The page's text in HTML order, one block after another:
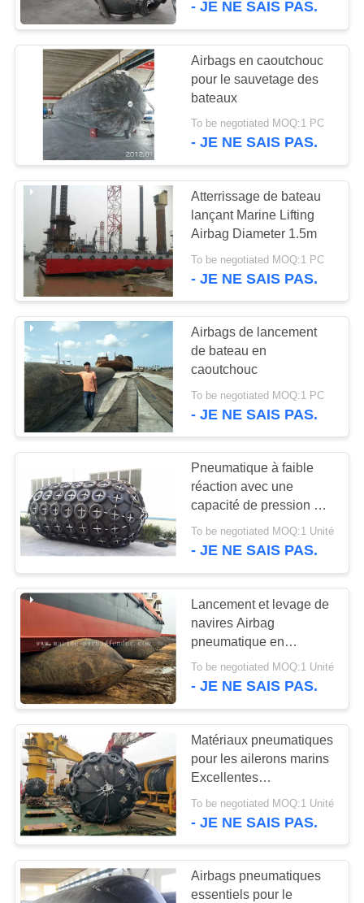
Amortisseurs
remplis de mousse
53
Amortisseur de
beignet
21
Amortisseur en
caoutchouc marin
Bouée d'amarrage
marine
12
- JE NE SAIS PAS.
Airbags en caoutchouc
pour le sauvetage des
bateaux
To be negotiated MOQ:1 PC
- JE NE SAIS PAS.
Atterrissage de bateau
lançant Marine Lifting
Airbag Diameter 1.5m
To be negotiated MOQ:1 PC
- JE NE SAIS PAS.
Airbags de lancement
de bateau en
caoutchouc
To be negotiated MOQ:1 PC
- JE NE SAIS PAS.
Pneumatique à faible
réaction avec une
capacité de pression de
50 kPa ou 80 kPa
To be negotiated MOQ:1 Unité
- JE NE SAIS PAS.
Lancement et levage de
navires Airbag
pneumatique en
caoutchouc
To be negotiated MOQ:1 Unité
- JE NE SAIS PAS.
Matériaux pneumatiques
pour les ailerons marins
Excellentes
performances
d'amortissement pour la
To be negotiated MOQ:1 Unité
- JE NE SAIS PAS.
Airbags pneumatiques
essentiels pour le